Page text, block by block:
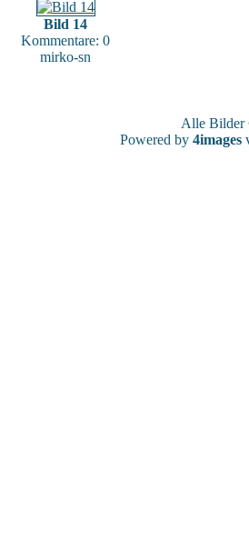
Bild 14
Kommentare: 0
mirko-sn
Alle
Powered by 4images